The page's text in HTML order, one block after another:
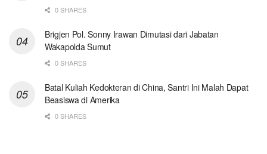
0 SHARES
Brigjen Pol. Sonny Irawan Dimutasi dari Jabatan
Wakapolda Sumut
0 SHARES
Batal Kuliah Kedokteran di China, Santri Ini Malah Dapat
Beasiswa di Amerika
0 SHARES